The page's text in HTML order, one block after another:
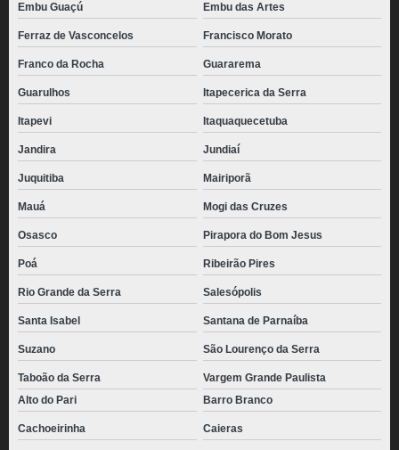
Embu Guaçú Embu das Artes
Ferraz de Vasconcelos Francisco Morato
Franco da Rocha Guararema
Guarulhos Itapecerica da Serra
Itapevi Itaquaquecetuba
Jandira Jundiaí
Juquitiba Mairiporã
Mauá Mogi das Cruzes
Osasco Pirapora do Bom Jesus
Poá Ribeirão Pires
Rio Grande da Serra Salesópolis
Santa Isabel Santana de Parnaíba
Suzano São Lourenço da Serra
Taboão da Serra
Vargem Grande Paulista
Alto do Pari
Barro Branco
Cachoeirinha Caieras